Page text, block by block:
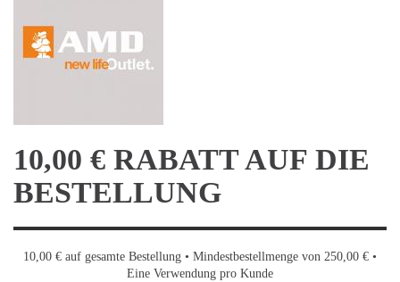
10,00 € RABATT AUF DIE
BESTELLUNG
10,00 € auf gesamte Bestellung • Mindestbestellmenge von 250,00 € •
Eine Verwendung pro Kunde